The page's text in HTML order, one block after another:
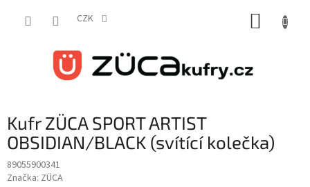
CZK
Kufr ZÜCA SPORT ARTIST
OBSIDIAN/BLACK (svítící kolečka)
89055900341
Značka: ZÜCA